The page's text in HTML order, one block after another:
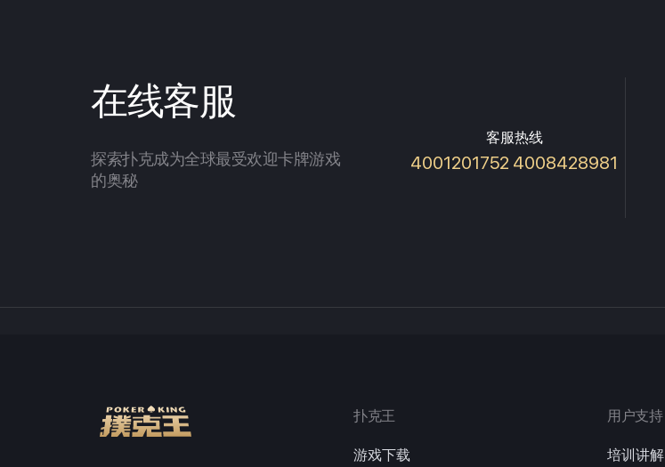
在线客服
探索扑克成为全球最受欢迎卡牌游戏
的奥秘
客服热线
4001201752 4008428981
扑克王
游戏下载
用户支持
培训讲解